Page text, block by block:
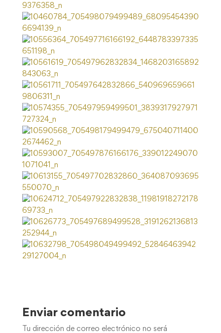
Enviar comentario
Tu dirección de correo electrónico no será